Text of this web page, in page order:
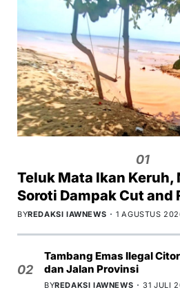
01
Teluk Mata Ikan Keruh,
Soroti Dampak Cut and
BYREDAKSI IAWNEWS 1 AGUSTUS
02
Tambang Emas Ilegal
dan Jalan Provinsi
BYREDAKSI IAWNEWS 31 JULI